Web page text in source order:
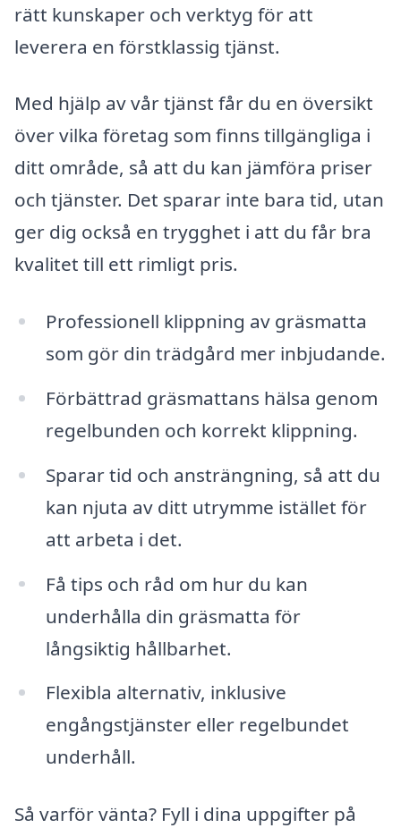
rätt kunskaper och verktyg för att
leverera en förstklassig tjänst.
Med hjälp av vår tjänst får du en översikt
över vilka företag som finns tillgängliga i
ditt område, så att du kan jämföra priser
och tjänster. Det sparar inte bara tid, utan
ger dig också en trygghet i att du får bra
kvalitet till ett rimligt pris.
Professionell klippning av gräsmatta
som gör din trädgård mer inbjudande.
Förbättrad gräsmattans hälsa genom
regelbunden och korrekt klippning.
Sparar tid och ansträngning, så att du
kan njuta av ditt utrymme istället för
att arbeta i det.
Få tips och råd om hur du kan
underhålla din gräsmatta för
långsiktig hållbarhet.
Flexibla alternativ, inklusive
engångstjänster eller regelbundet
underhåll.
Så varför vänta? Fyll i dina uppgifter på